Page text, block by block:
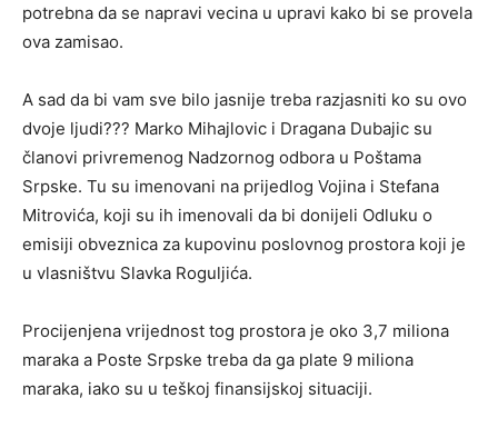
potrebna da se napravi vecina u upravi kako bi se provela
ova zamisao.
A sad da bi vam sve bilo jasnije treba razjasniti ko su ovo
dvoje ljudi??? Marko Mihajlovic i Dragana Dubajic su
članovi privremenog Nadzornog odbora u Poštama
Srpske. Tu su imenovani na prijedlog Vojina i Stefana
Mitrovića, koji su ih imenovali da bi donijeli Odluku o
emisiji obveznica za kupovinu poslovnog prostora koji je
u vlasništvu Slavka Roguljića.
Procijenjena vrijednost tog prostora je oko 3,7 miliona
maraka a Poste Srpske treba da ga plate 9 miliona
maraka, iako su u teškoj finansijskoj situaciji.